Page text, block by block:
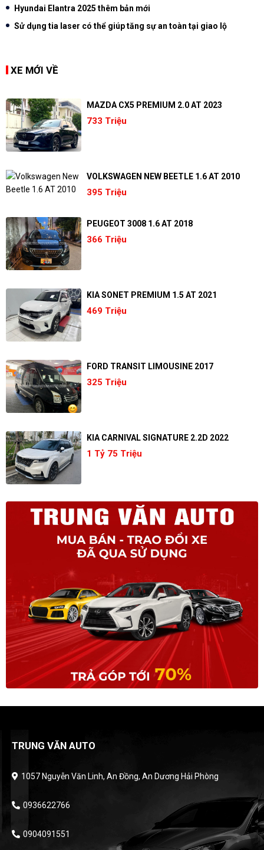
Hyundai Elantra 2025 thêm bản mới
Sử dụng tia laser có thể giúp tăng sự an toàn tại giao lộ
XE MỚI VỀ
MAZDA CX5 PREMIUM 2.0 AT 2023
733 Triệu
VOLKSWAGEN NEW BEETLE 1.6 AT 2010
395 Triệu
PEUGEOT 3008 1.6 AT 2018
366 Triệu
KIA SONET PREMIUM 1.5 AT 2021
469 Triệu
FORD TRANSIT LIMOUSINE 2017
325 Triệu
KIA CARNIVAL SIGNATURE 2.2D 2022
1 Tỷ 75 Triệu
TRUNG VĂN AUTO
1057 Nguyễn Văn Linh, An Đồng, An Dương Hải Phòng
0936622766
0904091551